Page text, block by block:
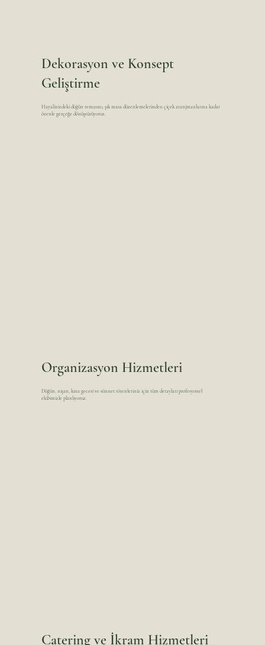
Dekorasyon ve Konsept
Geliştirme
Hayalinizdeki düğün temasını, şık masa düzenlemelerinden çiçek aranjmanlarına kadar
özenle gerçeğe dönüştürüyoruz.
Organizasyon Hizmetleri
Düğün, nişan, kına gecesi ve sünnet törenleriniz için tüm detayları profesyonel
ekibimizle planlıyoruz.
Catering ve İkram Hizmetleri